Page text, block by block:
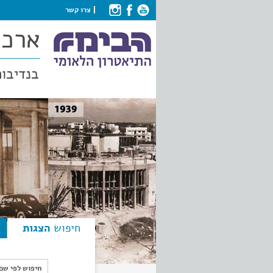
צרו קשר
חיפוש הצגות
חיפוש לפי